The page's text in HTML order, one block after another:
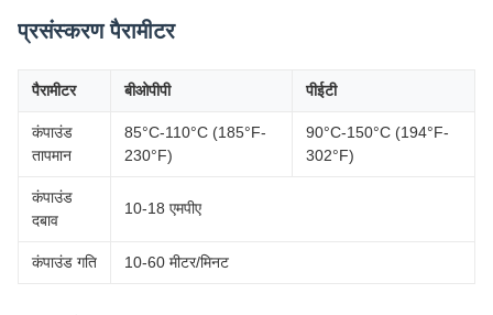
प्रसंस्करण पैरामीटर
पैरामीटर बीओपीपी पीईटी
कंपाउंड
तापमान
85°C-110°C (185°F-
230°F)
90°C-150°C (194°F-
302°F)
कंपाउंड
दबाव
10-18 एमपीए
कंपाउंड गति 10-60 मीटर/मिनट